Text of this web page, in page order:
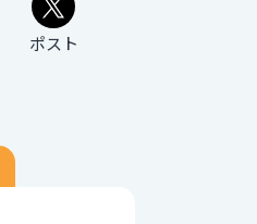
ポスト